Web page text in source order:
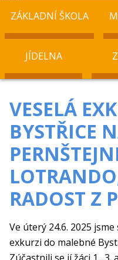
ZÁKLADNÍ ŠKOLA
JÍDELNA
VESELÁ
BYSTŘICE
RADOST Z
Ve úterý 24.6. 2025
exkurzi do malebné